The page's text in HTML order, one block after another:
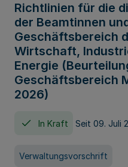
Richtlinien für die
der Beamtinnen
Geschäftsbereich
Wirtschaft,
Energie
Geschäftsbereich
2026)
In Kraft Seit 09. Juli
Verwaltungsvorschrift